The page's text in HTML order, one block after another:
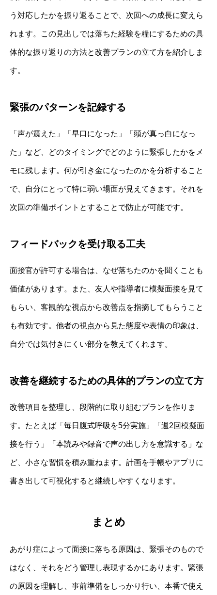
う対応したかを振り返ることで、次回への成長に変えら
れます。この見出しでは落ちた経験を糧にするための具
体的な振り返りの方法と改善プランの立て方を紹介しま
す。
緊張のパターンを記録する
「声が震えた」「早口になった」「頭が真っ白になっ
た」など、どのタイミングでどのように緊張したかをメ
モに残します。何が引き金になったのかを分析すること
で、自分にとって特に弱い場面が見えてきます。それを
次回の準備ポイントとすることで防止が可能です。
フィードバックを受け取る工夫
面接官が許可する場合は、なぜ落ちたのかを聞くことも
価値があります。また、友人や指導者に模擬面接を見て
もらい、客観的な視点から改善点を指摘してもらうこと
も有効です。他者の視点から見た態度や表情の印象は、
自分では気付きにくい部分を教えてくれます。
改善を継続するための具体的プランの立て方
改善項目を整理し、段階的に取り組むプランを作りま
す。たとえば「毎日腹式呼吸を5分実施」「週2回模擬面
接を行う」「本読みや録音で声の出し方を意識する」な
ど、小さな習慣を積み重ねます。計画を手帳やアプリに
書き出して可視化すると継続しやすくなります。
まとめ
あがり症によって面接に落ちる原因は、緊張そのもので
はなく、それをどう管理し表現するかにあります。緊張
の原因を理解し、事前準備をしっかり行い、本番で使え